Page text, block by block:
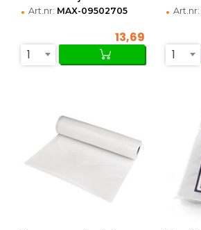
• Art.nr: MAX-09502705
13,69
1
• Art.nr:
1